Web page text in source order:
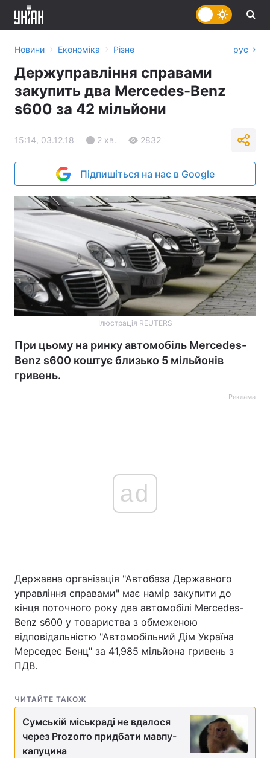
Головна Війна
Україна Політика
Економіка Світ
Спорт
Техно і зв'язок
Зброя Інциденти
Здоров'я
Новини › Економіка › Різне рус
Держуправління справами
закупить два Mercedes-Benz
s600 за 42 мільйони
15:14, 03.12.18 2 хв. 2832
Підпишіться на нас в Google
Ілюстрація REUTERS
При цьому на ринку автомобіль Mercedes-
Benz s600 коштує близько 5 мільйонів
гривень.
Реклама
ad
Державна організація "Автобаза Державного
управління справами" має намір закупити до
кінця поточного року два автомобілі Mercedes-
Benz s600 у товариства з обмеженою
відповідальністю "Автомобільний Дім Україна
Мерседес Бенц" за 41,985 мільйона гривень з
ПДВ.
ЧИТАЙТЕ ТАКОЖ
Сумській міськраді не вдалося
через Prozorro придбати мавпу-
капуцина